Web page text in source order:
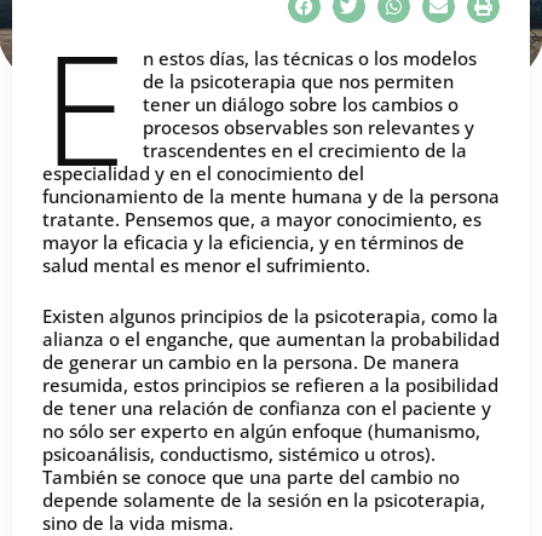
E
n estos días, las técnicas o los modelos
de la psicoterapia que nos permiten
tener un diálogo sobre los cambios o
procesos observables son relevantes y
trascendentes en el crecimiento de la
especialidad y en el conocimiento del
funcionamiento de la mente humana y de la persona
tratante. Pensemos que, a mayor conocimiento, es
mayor la eficacia y la eficiencia, y en términos de
salud mental es menor el sufrimiento.
Existen algunos principios de la psicoterapia, como la
alianza o el enganche, que aumentan la probabilidad
de generar un cambio en la persona. De manera
resumida, estos principios se refieren a la posibilidad
de tener una relación de confianza con el paciente y
no sólo ser experto en algún enfoque (humanismo,
psicoanálisis, conductismo, sistémico u otros).
También se conoce que una parte del cambio no
depende solamente de la sesión en la psicoterapia,
sino de la vida misma.